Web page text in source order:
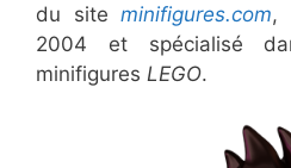
du site minifigures.com,
2004 et spécialisé
minifigures LEGO.